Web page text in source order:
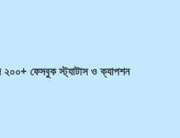
২০০+ ফেসবুক স্ট্যাটাস ও ক্যাপশন